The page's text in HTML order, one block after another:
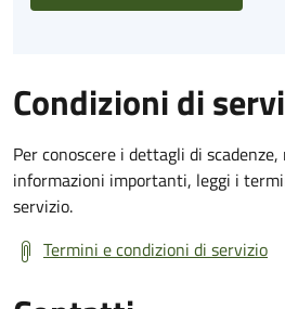
Condizioni di
Per conoscere i dettagli di
informazioni importanti, leggi i
servizio.
Termini e condizioni di servizio